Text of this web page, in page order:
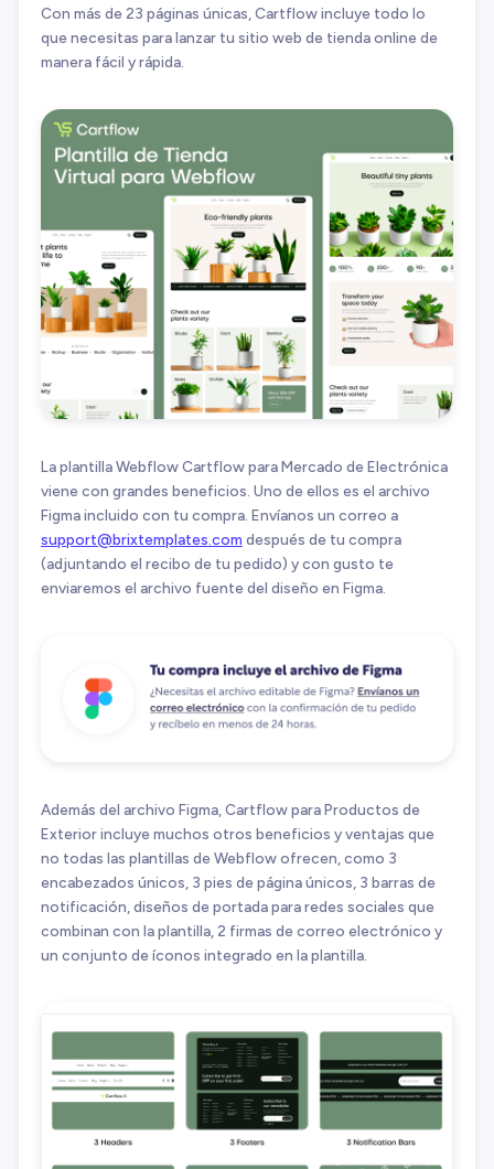
Con más de 23 páginas únicas, Cartflow incluye todo lo
que necesitas para lanzar tu sitio web de tienda online de
manera fácil y rápida.
La plantilla Webflow Cartflow para Mercado de Electrónica
viene con grandes beneficios. Uno de ellos es el archivo
Figma incluido con tu compra. Envíanos un correo a
support@brixtemplates.com después de tu compra
(adjuntando el recibo de tu pedido) y con gusto te
enviaremos el archivo fuente del diseño en Figma.
Además del archivo Figma, Cartflow para Productos de
Exterior incluye muchos otros beneficios y ventajas que
no todas las plantillas de Webflow ofrecen, como 3
encabezados únicos, 3 pies de página únicos, 3 barras de
notificación, diseños de portada para redes sociales que
combinan con la plantilla, 2 firmas de correo electrónico y
un conjunto de íconos integrado en la plantilla.